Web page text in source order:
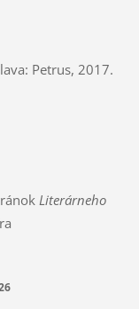
Petrus, 2017.
Literárneho